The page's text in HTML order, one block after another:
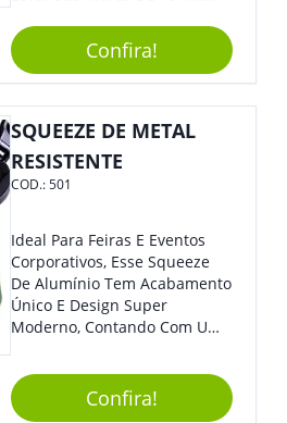
Sua Empresa Em Eventos,
Reuniões Corporativas Ou Até
Mesmo Para Presentear
Colaboradores.
Confira!
SQUEEZE DE METAL
RESISTENTE
COD.:501
Ideal Para Feiras E Eventos
Corporativos, Esse Squeeze
De Alumínio Tem Acabamento
Único E Design Super
Moderno, Contando Com Uma
Permite Vazamentos. Sem
Dúvidas É Um Brinde Prático
Que Levará Sua Marca Com
Confira!